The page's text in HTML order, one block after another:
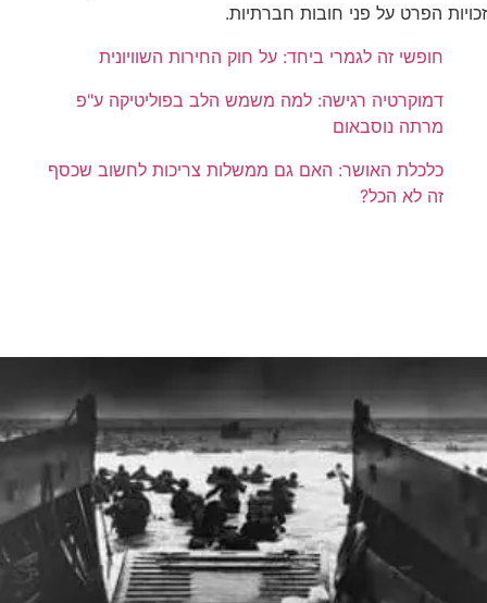
זכויות הפרט על פני חובות חברתיות.
חופשי זה לגמרי ביחד: על חוק החירות השוויונית
דמוקרטיה רגישה: למה משמש הלב בפוליטיקה ע"פ
מרתה נוסבאום
כלכלת האושר: האם גם ממשלות צריכות לחשוב שכסף
זה לא הכל?